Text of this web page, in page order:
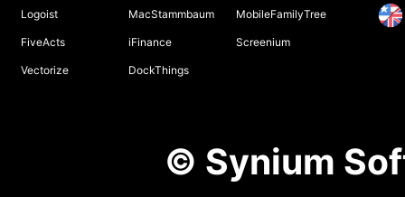
Logoist MacStammbaum MobileFamilyTree
FiveActs iFinance Screenium
Vectorize DockThings
© Synium